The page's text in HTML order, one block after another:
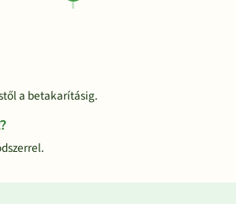
a betakarításig.